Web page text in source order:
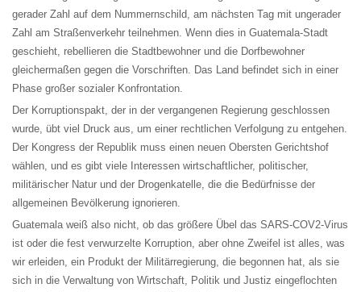
gerader Zahl auf dem Nummernschild, am nächsten Tag mit ungerader
Zahl am Straßenverkehr teilnehmen. Wenn dies in Guatemala-Stadt
geschieht, rebellieren die Stadtbewohner und die Dorfbewohner
gleichermaßen gegen die Vorschriften. Das Land befindet sich in einer
Phase großer sozialer Konfrontation.
Der Korruptionspakt, der in der vergangenen Regierung geschlossen
wurde, übt viel Druck aus, um einer rechtlichen Verfolgung zu entgehen.
Der Kongress der Republik muss einen neuen Obersten Gerichtshof
wählen, und es gibt viele Interessen wirtschaftlicher, politischer,
militärischer Natur und der Drogenkatelle, die die Bedürfnisse der
allgemeinen Bevölkerung ignorieren.
Guatemala weiß also nicht, ob das größere Übel das SARS-COV2-Virus
ist oder die fest verwurzelte Korruption, aber ohne Zweifel ist alles, was
wir erleiden, ein Produkt der Militärregierung, die begonnen hat, als sie
sich in die Verwaltung von Wirtschaft, Politik und Justiz eingeflochten